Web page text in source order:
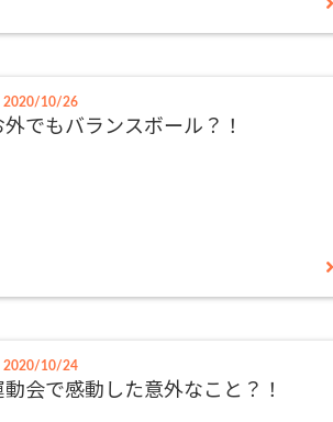
10/26
外でもバランスボール？！
10/24
動会で感動した意外なこと？！